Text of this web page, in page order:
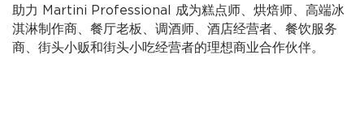
助力 Martini Professional 成为糕点师、烘焙师、高端冰
淇淋制作商、餐厅老板、调酒师、酒店经营者、餐饮服务
商、街头小贩和街头小吃经营者的理想商业合作伙伴。